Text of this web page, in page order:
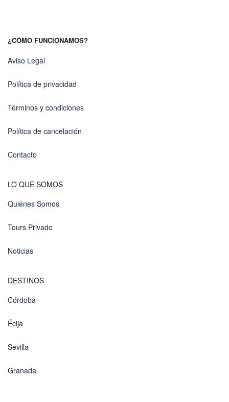
¿CÓMO FUNCIONAMOS?
Aviso Legal
Política de privacidad
Términos y condiciones
Política de cancelación
Contacto
LO QUE SOMOS
Quiénes Somos
Tours Privado
Noticias
DESTINOS
Córdoba
Écija
Sevilla
Granada